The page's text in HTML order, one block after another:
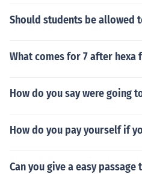
Should students be allowed
What comes for 7 after hexa
How do you say were going
How do you pay yourself if
Can you give a easy